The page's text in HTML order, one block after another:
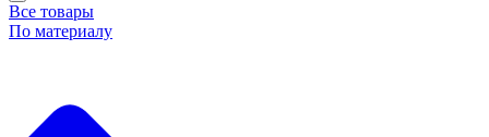
Все товары
По материалу